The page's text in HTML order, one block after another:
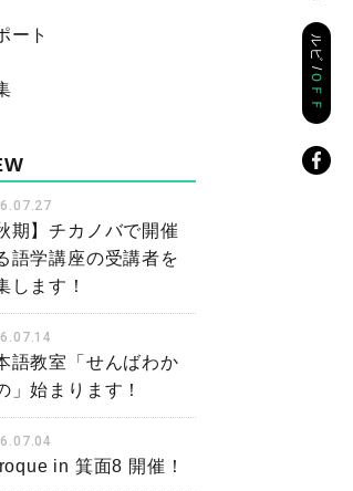
ルビ /
ＯＦＦ
ート
期】チカノバで開催
語学講座の受講者を
します！
語教室「せんばわか
」始まります！
in 箕面8 開催！